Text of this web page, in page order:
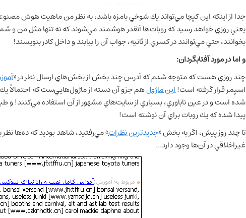
جدا از اينكه اين كپچا مي‌تواند يك شوخي بامزه باشد، به نظر من ماهيت هوش
يعني روزي خواهد رسيد كه روبات‌ها آنقدر هوشمند مي‌شوند كه نه تنها مثل من و
بخوانند، حتي مي‌توانند در كسري از ثانيه، جواب آن را بيابند و داخل كادر بنويسند!
و اما در مورد آفتابگردان:
چند روزي هست كه متوجه شدم كه آدرس چند بخش از بخش‌هاي ارسال نظر در «
اسپمر قرار گرفته است!اين ماژولهم جزو آن دسته از ماژول‌هايي‌ست كه احتمالاً
شده است و در عين ناباوري، بسياري از سايت‌هاي مشهور از آن استفاده مي‌كنند!
پيدا شده كه يك روبات براي آن نوشته است!
تا چند روز پيش، اگر به بخش «جديدترين نظرات» مي‌رفتيد، شاهد بوديد كه ده‌ها
غيراخلاقي در آن‌ها وجود دارد...